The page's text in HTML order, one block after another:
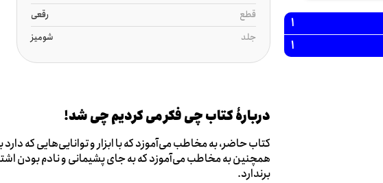
1
1
قطع
رقعی
جلد
شومیز
دربارۀ کتاب چی فکر می کردیم چی شد!
کتاب حاضر، به مخاطب می‌آموزد که با ابزار و توانایی‌هایی که
همچنین به مخاطب می‌آموزد که به جای پشیمانی و نادم بودن
برندارد.